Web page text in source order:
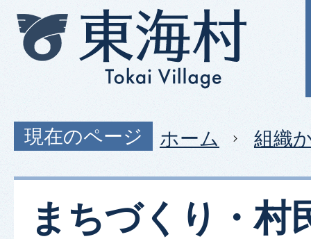
現在のページ ホーム 組織
まちづくり・村